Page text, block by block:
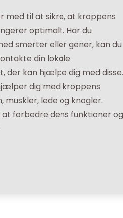
med til at sikre, at kroppens
optimalt. Har du
smerter eller gener, kan du
din lokale
der kan hjælpe dig med disse.
dig med kroppens
muskler, lede og knogler.
at forbedre dens funktioner og